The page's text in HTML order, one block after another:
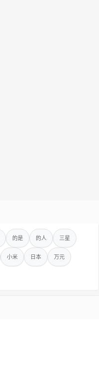
的是 的人 三星
小米 日本 万元